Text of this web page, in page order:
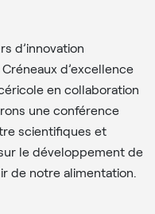
d’innovation
d’excellence
en collaboration
une conférence
scientifiques et
le développement de
de notre alimentation.